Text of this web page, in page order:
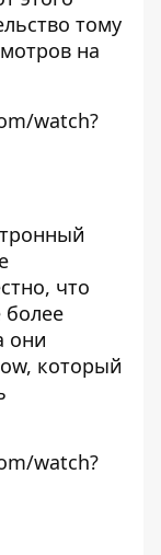
тому
на
watch?
что
они
который
watch?